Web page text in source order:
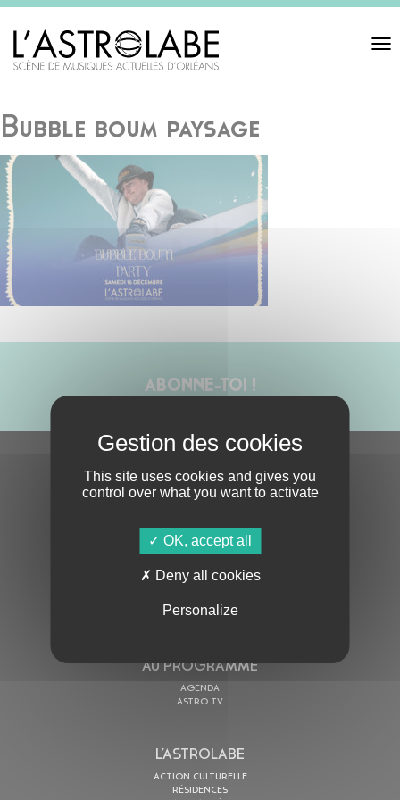
Toggle
Bubble boum paysage
ABONNE-TOI !
S'ABONNER À LA NEWSLETTER
AU PROGRAMME
AGENDA
ASTRO TV
L’ASTROLABE
ACTION CULTURELLE
RÉSIDENCES
This site uses cookies and gives you
control over what you want to activate
OK, accept all
Deny all cookies
Personalize